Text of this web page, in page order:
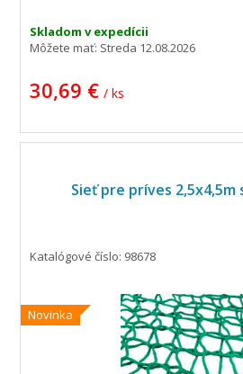
Skladom v expedícii
Môžete mať: Streda 12.08.2026
30,69 € / ks
Sieť pre príves 2,5x4,5m
Novinka
Katalógové číslo: 98678